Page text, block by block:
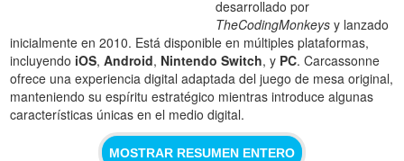
desarrollado por
TheCodingMonkeys y lanzado
inicialmente en 2010. Está disponible en múltiples plataformas,
incluyendo iOS,Android, Nintendo Switch, y PC. Carcassonne
ofrece una experiencia digital adaptada del juego de mesa original,
manteniendo su espíritu estratégico mientras introduce algunas
características únicas en el medio digital.
MOSTRAR RESUMEN ENTERO